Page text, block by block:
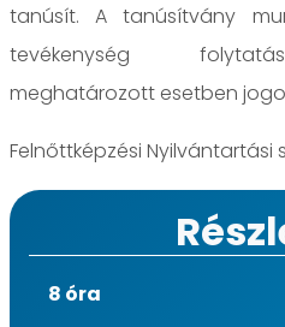
tanúsít. A tanúsítvány
tevékenység
meghatározott esetben
Felnőttképzési Nyilvántartási
8 óra